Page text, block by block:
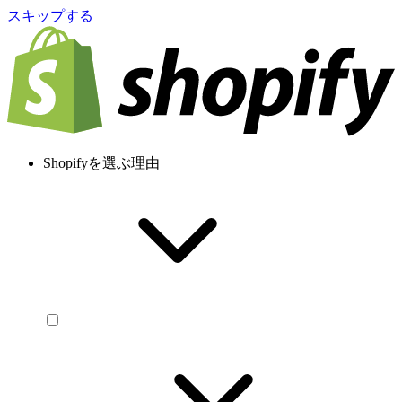
スキップする
Shopifyを選ぶ理由